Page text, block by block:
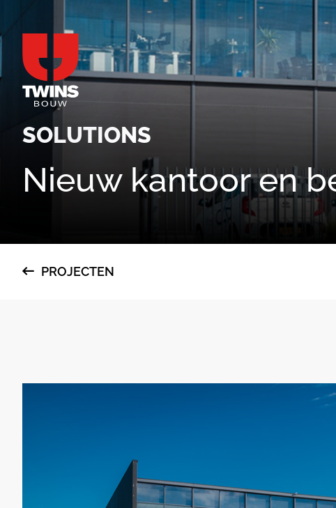
SOLUTIONS
Nieuw kantoor en
PROJECTEN